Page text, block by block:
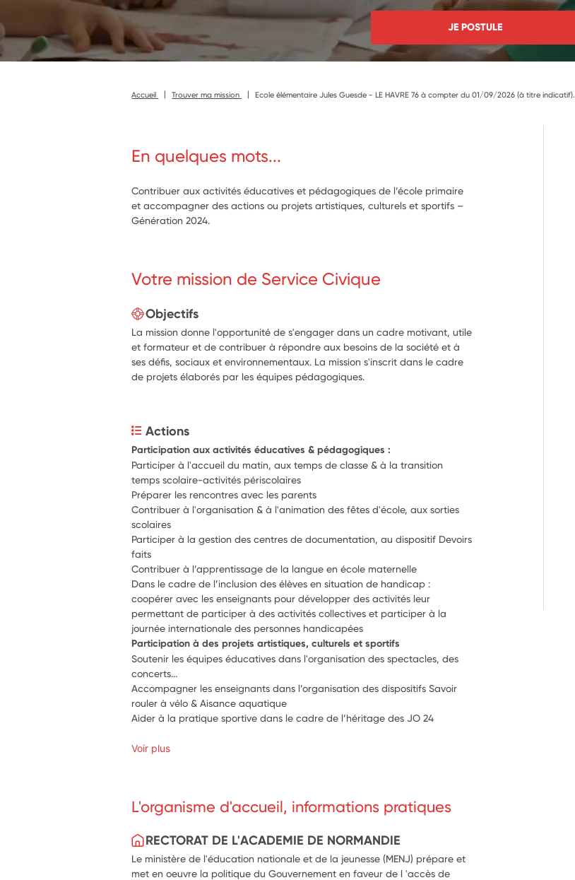
JE POSTULE
Accueil Trouver ma mission Ecole élémentaire Jules Guesde - LE HAVRE 76 à compter du 01/09/2026 (à titre indicatif).
En quelques mots...
Contribuer aux activités éducatives et pédagogiques de l’école primaire
et accompagner des actions ou projets artistiques, culturels et sportifs –
Génération 2024.
Votre mission de Service Civique
Objectifs
La mission donne l'opportunité de s'engager dans un cadre motivant, utile
et formateur et de contribuer à répondre aux besoins de la société et à
ses défis, sociaux et environnementaux. La mission s'inscrit dans le cadre
de projets élaborés par les équipes pédagogiques.
Actions
Participation aux activités éducatives & pédagogiques :
Participer à l'accueil du matin, aux temps de classe & à la transition
temps scolaire-activités périscolaires
Préparer les rencontres avec les parents
Contribuer à l'organisation & à l'animation des fêtes d'école, aux sorties
Participer à la gestion des centres de documentation, au dispositif Devoirs
faits
Dans le cadre de l’inclusion des élèves en situation de handicap :
coopérer avec les enseignants pour développer des activités leur
permettant de participer à des activités collectives et participer à la
journée internationale des personnes handicapées
Participation à des projets artistiques, culturels et sportifs
Soutenir les équipes éducatives dans l'organisation des spectacles, des
concerts...
Accompagner les enseignants dans l’organisation des dispositifs Savoir
rouler à vélo & Aisance aquatique
Aider à la pratique sportive dans le cadre de l’héritage des JO 24
Voir plus
L'organisme d'accueil, informations pratiques
RECTORAT DE L'ACADEMIE DE NORMANDIE
Le ministère de l'éducation nationale et de la jeunesse (MENJ) prépare et
met en oeuvre la politique du Gouvernement en faveur de l 'accès de